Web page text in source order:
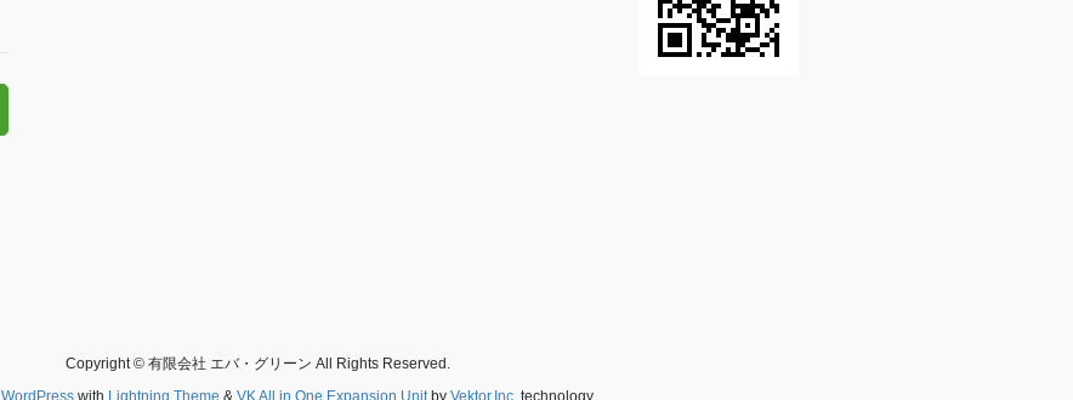
Copyright © 有限会社 エバ・グリーン All Rights Reserved.